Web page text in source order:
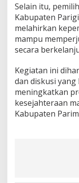
Selain itu,
Kabupaten
melahirkan
mampu
secara
Kegiatan ini
dan diskusi
meningkatkan
kesejahteraan
Kabupaten